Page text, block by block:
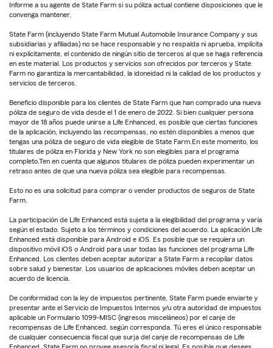
Informe a su agente de State Farm si su póliza actual contiene disposiciones que le
convenga mantener.
State Farm (incluyendo State Farm Mutual Automobile Insurance Company y sus
subsidiarias y afiliadas) no se hace responsable y no respalda ni aprueba, implícita
ni explícitamente, el contenido de ningún sitio de terceros al que se haga referencia
en este material. Los productos y servicios son ofrecidos por terceros y State
Farm no garantiza la mercantabilidad, la idoneidad ni la calidad de los productos y
servicios de terceros.
Beneficio disponible para los clientes de State Farm que han comprado una nueva
póliza de seguro de vida desde el 1 de enero de 2022. Si bien cualquier persona
mayor de 18 años puede unirse a Life Enhanced, es posible que ciertas funciones
de la aplicación, incluyendo las recompensas, no estén disponibles a menos que
tengas una póliza de seguro de vida elegible de State Farm.En este momento, los
titulares de póliza en Florida y New York no son elegibles para el programa
completo.Ten en cuenta que algunos titulares de póliza pueden experimentar un
retraso antes de que una nueva póliza sea elegible para recompensas.
Esto no es una solicitud para comprar o vender productos de seguros de State
Farm.
La participación de Life Enhanced está sujeta a la elegibilidad del programa y varía
según el estado. Sujeto a los términos y condiciones del acuerdo. La aplicación Life
Enhanced está disponible para Android e iOS. Es posible que se requiera un
dispositivo móvil iOS o Android para usar todas las funciones del programa Life
Enhanced. Los clientes deben aceptar autorizar a State Farm a recopilar datos
sobre salud y bienestar. Los usuarios de aplicaciones móviles deben aceptar un
acuerdo de licencia.
De conformidad con la ley de impuestos pertinente, State Farm puede enviarte y
presentar ante el Servicio de Impuestos Internos y/u otra autoridad de impuestos
aplicable un Formulario 1099-MISC (ingresos misceláneos) por el canje de
recompensas de Life Enhanced, según corresponda. Tú eres el único responsable
de cualquier consecuencia fiscal que surja del canje de recompensas de Life